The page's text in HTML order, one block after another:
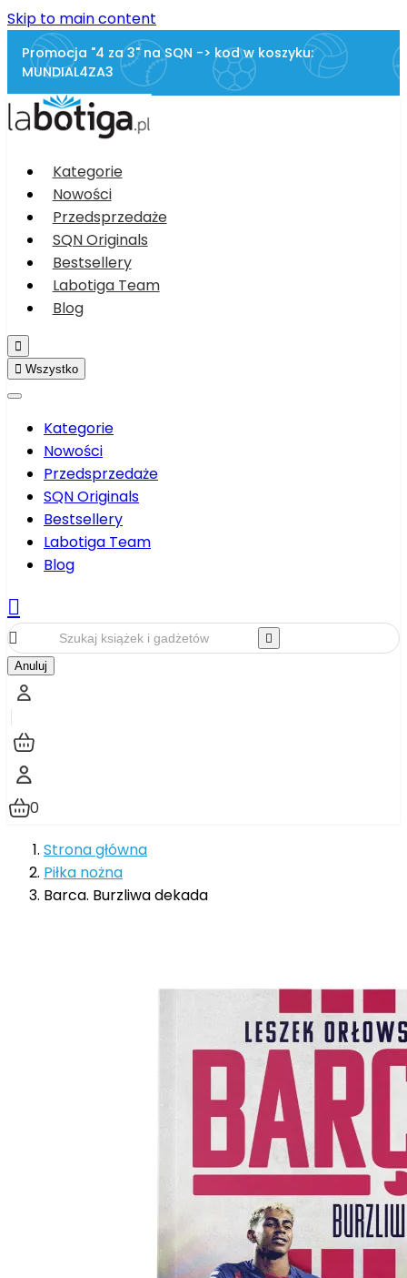
Skip to main content
Promocja "4 za 3" na SQN -> kod w koszyku:
MUNDIAL4ZA3
Kategorie
Nowości
Przedsprzedaże
SQN Originals
Bestsellery
Labotiga Team
Blog

 Wszystko
Kategorie
Nowości
Przedsprzedaże
SQN Originals
Bestsellery
Labotiga Team
Blog



Anuluj
0
Strona główna
Piłka nożna
Barca. Burzliwa dekada